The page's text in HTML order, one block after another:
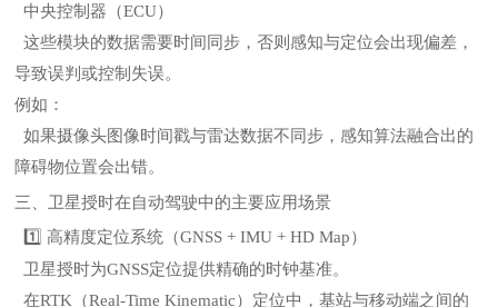
中央控制器（ECU）
这些模块的数据需要时间同步，否则感知与定位会出现偏差，
导致误判或控制失误。
例如：
如果摄像头图像时间戳与雷达数据不同步，感知算法融合出的
障碍物位置会出错。
三、卫星授时在自动驾驶中的主要应用场景
1️⃣ 高精度定位系统（GNSS + IMU + HD Map）
卫星授时为GNSS定位提供精确的时钟基准。
在RTK（Real-Time Kinematic）定位中，基站与移动端之间的